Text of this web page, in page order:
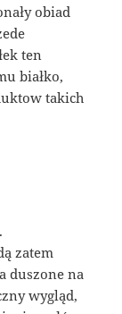
obiad
ten
białko,
takich
zatem
duszone na
wygląd,